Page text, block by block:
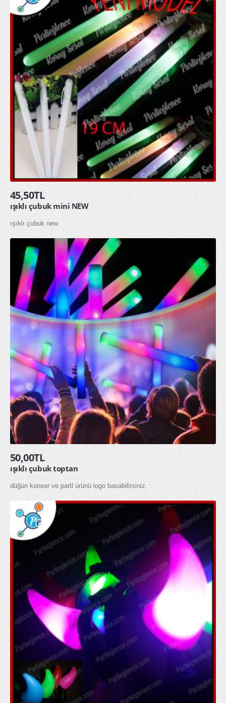
45,50TL
ışıklı çubuk mini NEW
ışıklı çubuk new
50,00TL
ışıklı çubuk toptan
düğün konser ve partl ürünü logo basabilirsiniz.